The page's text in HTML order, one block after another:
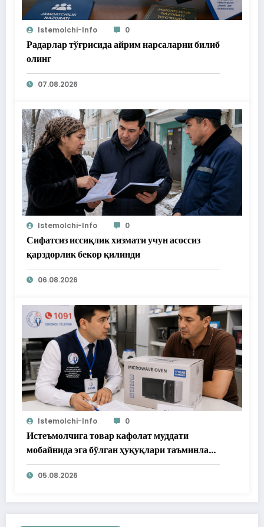
Istemolchi-Info 0
Радарлар тўғрисида айрим нарсаларни билиб
олинг
07.08.2026
Istemolchi-Info 0
Сифатсиз иссиқлик хизмати учун асоссиз
қарздорлик бекор қилинди
06.08.2026
Istemolchi-Info 0
Истеъмолчига товар кафолат муддати
мобайнида эга бўлган ҳуқуқлари таъминлаб
берилди
05.08.2026